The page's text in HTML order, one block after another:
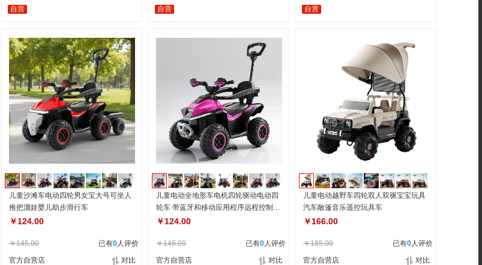
自营
自营
自营
儿童沙滩车电动四轮男女宝大号可坐人
推把溜娃婴儿助步滑行车
￥124.00
￥145.00 已有0人评价
官方自营店
对比
儿童电动全地形车电机四轮驱动电动四
轮车 带蓝牙和移动应用程序远程控制功
能
￥124.00
￥145.00 已有0人评价
官方自营店
对比
儿童电动越野车四轮双人双驱宝宝玩具
汽车敞篷音乐遥控玩具车
￥166.00
￥185.00 已有0人评价
官方自营店
对比